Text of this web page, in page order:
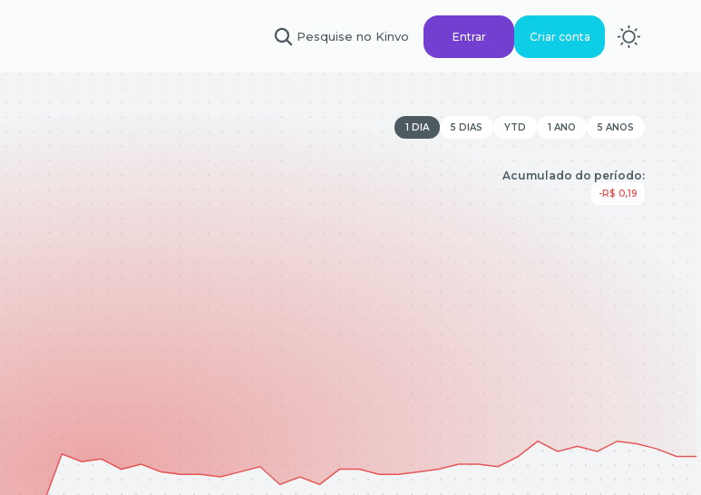
Pesquise no Kinvo Entrar Criar conta
1 DIA 5 DIAS YTD 1 ANO 5 ANOS
Acumulado do período:
-R$ 0,19